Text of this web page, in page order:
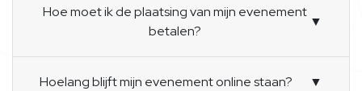
Hoe moet ik de plaatsing van mijn evenement
betalen?
▼
Hoelang blijft mijn evenement online staan? ▼